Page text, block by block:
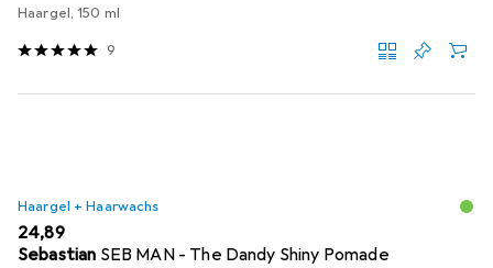
Haargel, 150 ml
9
Haargel + Haarwachs
EUR
24,89
Sebastian SEB MAN - The Dandy Shiny Pomade